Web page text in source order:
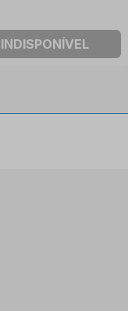
INDISPONÍVEL